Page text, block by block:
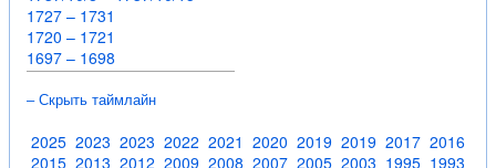
1727 – 1731
1720 – 1721
1697 – 1698
– Скрыть таймлайн
2025 2023 2023 2022 2021 2020 2019 2019 2017 2016
2015 2013 2012 2009 2008 2007 2005 2003 1995 1993